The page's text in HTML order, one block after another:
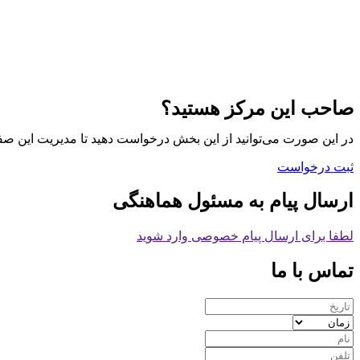
صاحب این مرکز هستید؟
در این صورت می‌توانید از این بخش درخواست دهید تا مدیریت این
ثبت درخواست
ارسال پیام به مسئول هماهنگی
لطفا برای ارسال پیام خصوصی وارد شوید
تماس با ما